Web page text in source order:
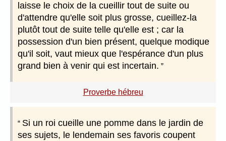
laisse le choix de la cueillir tout de suite ou
d'attendre qu'elle soit plus grosse, cueillez-la
plutôt tout de suite telle qu'elle est ; car la
possession d'un bien présent, quelque modique
qu'il soit, vaut mieux que l'espérance d'un plus
grand bien à venir qui est incertain.
Proverbe hébreu
Si un roi cueille une pomme dans le jardin de
ses sujets, le lendemain ses favoris coupent